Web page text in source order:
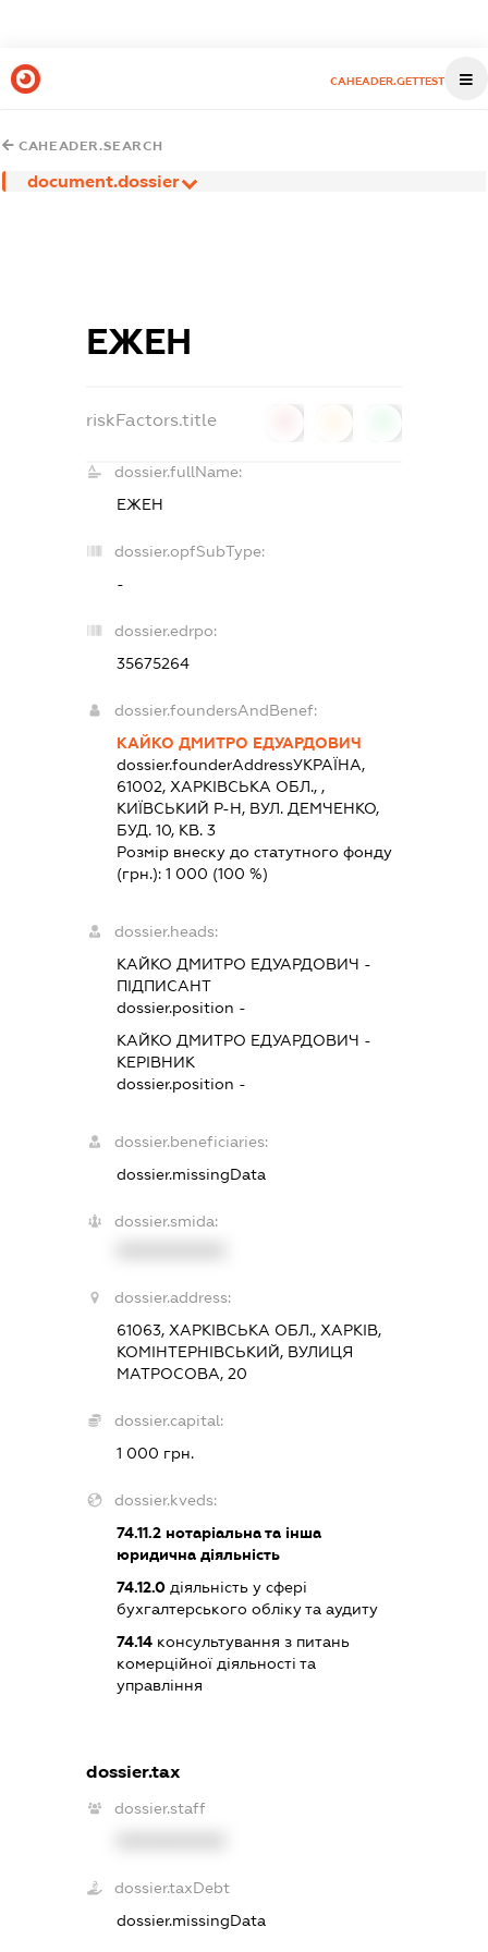
CAHEADER.GETTEST
CAHEADER.SEARCH
document.dossier
ЕЖЕН
riskFactors.title
dossier.fullName:
ЕЖЕН
dossier.opfSubType:
-
dossier.edrpo:
35675264
dossier.foundersAndBenef:
КАЙКО ДМИТРО ЕДУАРДОВИЧ
dossier.founderAddressУКРАЇНА,
61002, ХАРКIВСЬКА ОБЛ., ,
КИЇВСЬКИЙ Р-Н, ВУЛ. ДЕМЧЕНКО,
БУД. 10, КВ. 3
Розмір внеску до статутного фонду
(грн.): 1 000 (100 %)
dossier.heads:
КАЙКО ДМИТРО ЕДУАРДОВИЧ -
ПІДПИСАНТ
dossier.position -
КАЙКО ДМИТРО ЕДУАРДОВИЧ -
КЕРІВНИК
dossier.position -
dossier.beneficiaries:
dossier.missingData
dossier.smida:
dossier.address:
61063, ХАРКІВСЬКА ОБЛ., ХАРКІВ,
КОМІНТЕРНІВСЬКИЙ, ВУЛИЦЯ
МАТРОСОВА, 20
dossier.capital:
1 000 грн.
dossier.kveds:
74.11.2нотаріальна та інша
юридична діяльність
74.12.0діяльність у сфері
бухгалтерського обліку та аудиту
74.14консультування з питань
комерційної діяльності та
управління
dossier.tax
dossier.staff
dossier.taxDebt
dossier.missingData